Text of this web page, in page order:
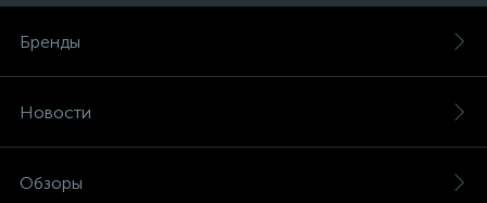
Бренды
Новости
Обзоры